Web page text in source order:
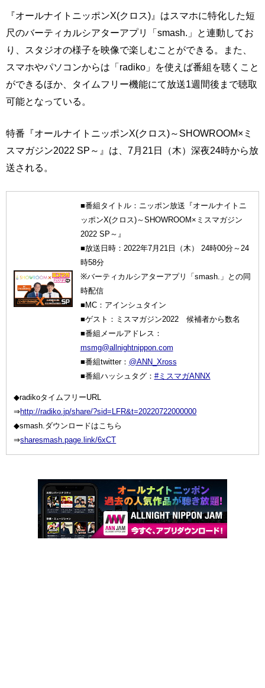
『オールナイトニッポンX(クロス)』はスマホに特化した短
尺のバーティカルシアターアプリ「smash.」と連動してお
り、スタジオの様子を映像で楽しむことができる。また、
スマホやパソコンからは「radiko」を使えば番組を聴くこと
ができるほか、タイムフリー機能にて放送1週間後まで聴取
可能となっている。
特番『オールナイトニッポンX(クロス)～SHOWROOM×ミ
スマガジン2022 SP～』は、7月21日（木）深夜24時から放
送される。
■番組タイトル：ニッポン放送『オールナイトニ
ッポンX(クロス)～SHOWROOM×ミスマガジン
2022 SP～』
■放送日時：2022年7月21日（木） 24時00分～24
時58分
※バーティカルシアターアプリ「smash.」との同
時配信
■MC：アインシュタイン
■ゲスト：ミスマガジン2022 候補者から数名
■番組メールアドレス：
msmg@allnightnippon.com
■番組twitter： @ANN_Xross
■番組ハッシュタグ： #ミスマガANNX
◆radikoタイムフリーURL
⇒http://radiko.jp/share/?sid=LFR&t=20220722000000
◆smash.ダウンロードはこちら
⇒sharesmash.page.link/6xCT